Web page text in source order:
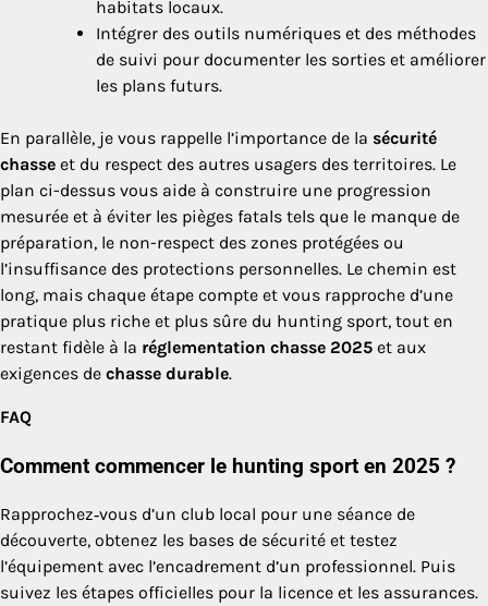
habitats locaux.
Intégrer des outils numériques et des méthodes
de suivi pour documenter les sorties et améliorer
les plans futurs.
En parallèle, je vous rappelle l’importance de la sécurité
chasse et du respect des autres usagers des territoires. Le
plan ci-dessus vous aide à construire une progression
mesurée et à éviter les pièges fatals tels que le manque de
préparation, le non-respect des zones protégées ou
l’insuffisance des protections personnelles. Le chemin est
long, mais chaque étape compte et vous rapproche d’une
pratique plus riche et plus sûre du hunting sport, tout en
restant fidèle à la réglementation chasse 2025 et aux
exigences de chasse durable.
FAQ
Comment commencer le hunting sport en 2025 ?
Rapprochez‑vous d’un club local pour une séance de
découverte, obtenez les bases de sécurité et testez
l’équipement avec l’encadrement d’un professionnel. Puis
suivez les étapes officielles pour la licence et les assurances.